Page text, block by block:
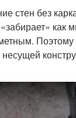
стен без